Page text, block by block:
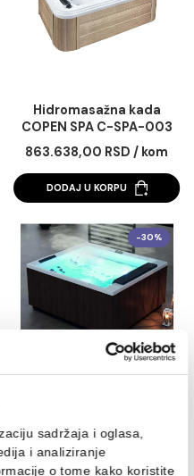
1.050.374,00 RSD /
DODAJ U KORPU
Hidromasažna
COPEN SPA C-
863.638,00 RSD /
DODAJ U KORPU